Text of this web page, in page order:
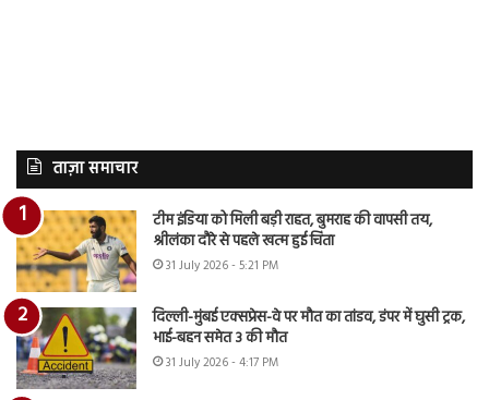
ताज़ा समाचार
टीम इंडिया को मिली बड़ी राहत, बुमराह की वापसी तय,
श्रीलंका दौरे से पहले खत्म हुई चिंता
31 July 2026 - 5:21 PM
दिल्ली-मुंबई एक्सप्रेस-वे पर मौत का तांडव, डंपर में घुसी ट्रक,
भाई-बहन समेत 3 की मौत
31 July 2026 - 4:17 PM